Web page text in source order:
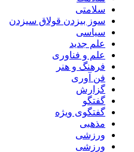
سلامتی
سوز بیزدن قولاق سیزدن
سیاسی
علم جدید
علم و فناوری
فرهنگ و هنر
فن آوری
گزارش
گفتگو
گفتگوی ویژه
مذهبی
ورزشی
ورزشی